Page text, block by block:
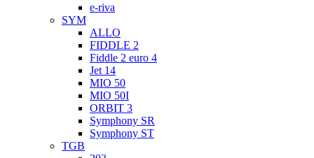
e-riva
SYM
ALLO
FIDDLE 2
Fiddle 2 euro 4
Jet 14
MIO 50
MIO 50I
ORBIT 3
Symphony SR
Symphony ST
TGB